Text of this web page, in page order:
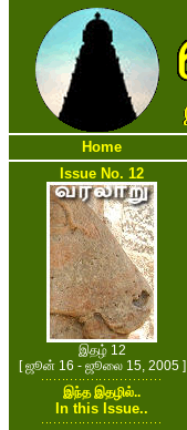
Home
Issue No. 12
இதழ் 12
[ ஜூன் 16 - ஜூலை 15, 2005 ]
இந்த இதழில்..
In this Issue..